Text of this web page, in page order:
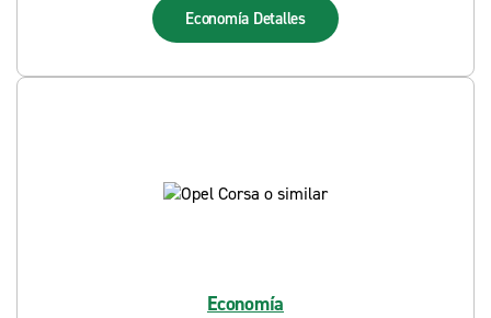
Economía Detalles
Economía